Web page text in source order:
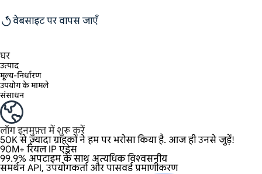
वेबसाइट पर वापस जाएँ
घर
उत्पाद
मूल्य-निर्धारण
उपयोग के मामले
संसाधन
लॉग इनमुफ़्त में शुरू करें
50K से ज़्यादा ग्राहकों ने हम पर भरोसा किया है. आज ही उनसे जुड़ें!
90M+ रियल IP एड्रेस
99.9% अपटाइम के साथ अत्यधिक विश्वसनीय
समर्थन API, उपयोगकर्ता और पासवर्ड प्रमाणीकरण